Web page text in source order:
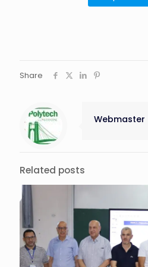
Share
Webmaster
Related posts